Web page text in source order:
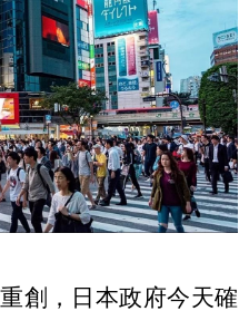
創，日本政府今天確